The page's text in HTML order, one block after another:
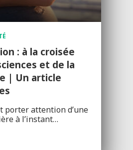
: à la croisée
et de la
| Un article
porter attention d’une
à l’instant…